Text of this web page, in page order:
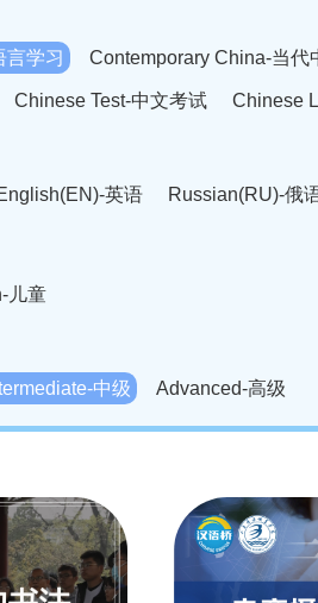
言学习 Contemporary China-当代
Chinese Test-中文考试 Chinese
英语 Russian(RU)-俄
柬埔寨语
儿童
中级 Advanced-高级